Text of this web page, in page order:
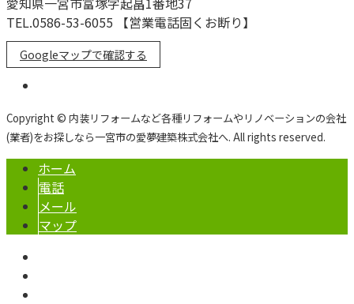
TEL.0586-53-6055 【営業電話固くお断り】
Googleマップで確認する
Copyright © 内装リフォームなど各種リフォームやリノベーションの会社
(業者)をお探しなら一宮市の愛夢建築株式会社へ. All rights reserved.
ホーム
電話
メール
マップ